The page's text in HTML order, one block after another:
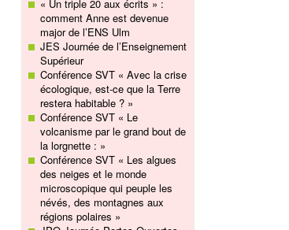
« Un triple 20 aux écrits » :
comment Anne est devenue
major de l’ENS Ulm
JES Journée de l’Enseignement
Supérieur
Conférence SVT « Avec la crise
écologique, est-ce que la Terre
restera habitable ? »
Conférence SVT « Le
volcanisme par le grand bout de
la lorgnette : »
Conférence SVT « Les algues
des neiges et le monde
microscopique qui peuple les
névés, des montagnes aux
régions polaires »